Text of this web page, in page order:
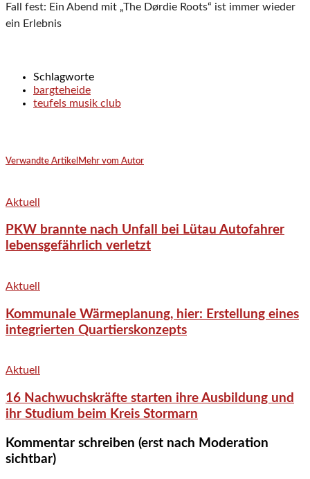
Fall fest: Ein Abend mit „The Dørdie Roots“ ist immer wieder
ein Erlebnis
Schlagworte
bargteheide
teufels musik club
Verwandte Artikel Mehr vom Autor
Aktuell
PKW brannte nach Unfall bei Lütau Autofahrer
lebensgefährlich verletzt
Aktuell
Kommunale Wärmeplanung, hier: Erstellung eines
integrierten Quartierskonzepts
Aktuell
16 Nachwuchskräfte starten ihre Ausbildung und
ihr Studium beim Kreis Stormarn
Kommentar schreiben (erst nach Moderation
sichtbar)